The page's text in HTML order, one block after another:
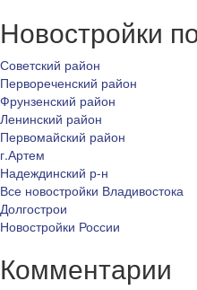
Новостройки
Советский район
Первореченский район
Фрунзенский район
Ленинский район
Первомайский район
г.Артем
Надеждинский р-н
Все новостройки Владивостока
Долгострои
Новостройки России
Комментарии